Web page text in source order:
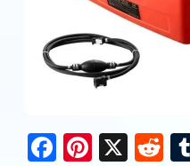
F
Pi X
R